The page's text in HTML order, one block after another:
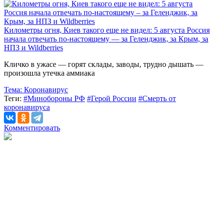
Километры огня, Киев такого еще не видел: 5 августа Россия
начала отвечать по-настоящему — за Геленджик, за Крым, за
НПЗ и Wildberries
Кличко в ужасе — горят склады, заводы, трудно дышать —
произошла утечка аммиака
Тема: Коронавирус
Теги: #Минобороны РФ #Герой России #Смерть от
коронавируса
Комментировать